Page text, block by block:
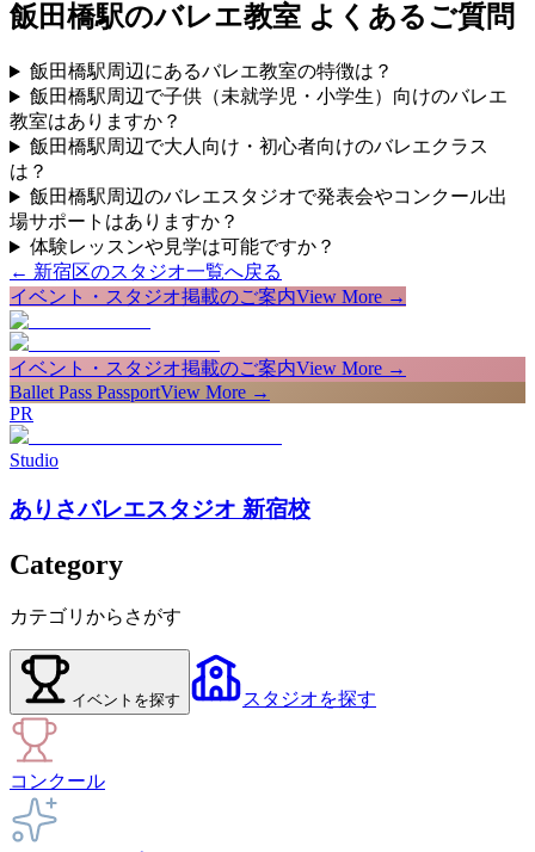
飯田橋駅のバレエ教室 よくあるご質問
飯田橋駅周辺にあるバレエ教室の特徴は？
飯田橋駅周辺で子供（未就学児・小学生）向けのバレエ
教室はありますか？
飯田橋駅周辺で大人向け・初心者向けのバレエクラス
は？
飯田橋駅周辺のバレエスタジオで発表会やコンクール出
場サポートはありますか？
体験レッスンや見学は可能ですか？
← 新宿区のスタジオ一覧へ戻る
イベント・スタジオ掲載のご案内View More →
イベント・スタジオ掲載のご案内View More →
Ballet Pass PassportView More →
PR
Studio
ありさバレエスタジオ 新宿校
Category
カテゴリからさがす
イベント を探す スタジオを探す
コンクール